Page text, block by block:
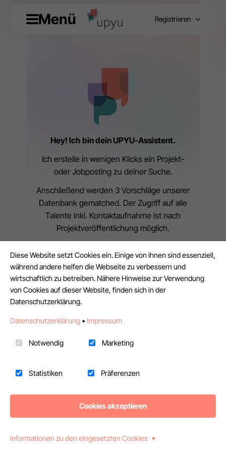
Menü Registrieren
Hey! Ich bin dein UPYU-Assistent.
Ich erstelle in wenigen Klicks ein Projekt-
oder Jobposting zu deiner Suche.
Anschließend werden 3 Vorschläge unserer
Datenbank gematched. Der Zugriff auf alle
Talente inkl. Kontaktaufnahme ist nach
Projektveröffentlichung möglich.
Freelancer:innen oder in Festanstellung?
Ich suche Freelancer:innen
Ich bin auf der Suche nach
Interimsjobs.
Ich suche Festangestellte für einen
Posting Wizard neu starten
Diese Website setzt Cookies ein. Einige von ihnen sind essenziell,
während andere helfen die Webseite zu verbessern und
wirtschaftlich zu betreiben. Nähere Hinweise zur Verwendung
von Cookies auf dieser Website, finden sich in der
Datenschutzerklärung.
Datenschutzerklärung • Impressum
Notwendig Marketing
Statistiken Präferenzen
Cookies akzeptieren
Informationen zu den eingesetzten Cookies